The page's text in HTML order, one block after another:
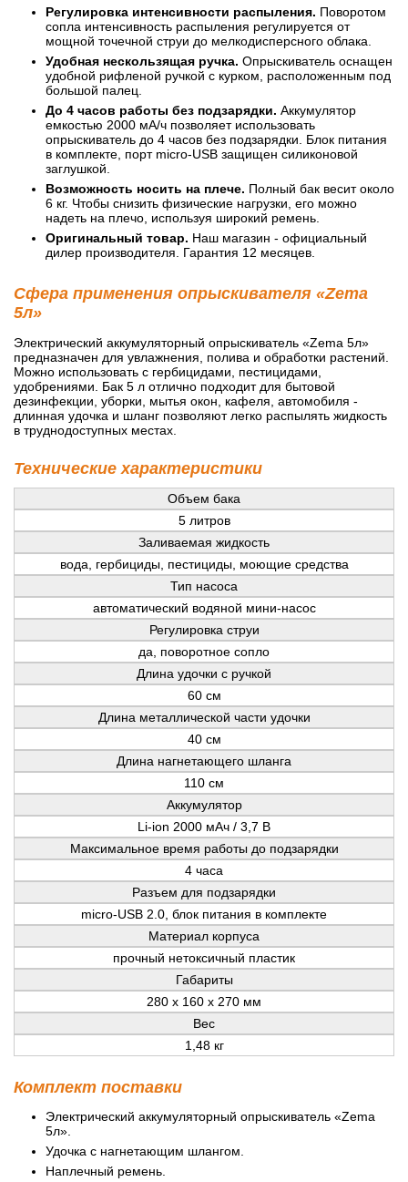
Регулировка интенсивности распыления. Поворотом
сопла интенсивность распыления регулируется от
мощной точечной струи до мелкодисперсного облака.
Удобная нескользящая ручка. Опрыскиватель оснащен
удобной рифленой ручкой с курком, расположенным под
большой палец.
До 4 часов работы без подзарядки. Аккумулятор
емкостью 2000 мА/ч позволяет использовать
опрыскиватель до 4 часов без подзарядки. Блок питания
в комплекте, порт micro-USB защищен силиконовой
заглушкой.
Возможность носить на плече. Полный бак весит около
6 кг. Чтобы снизить физические нагрузки, его можно
надеть на плечо, используя широкий ремень.
Оригинальный товар. Наш магазин - официальный
дилер производителя. Гарантия 12 месяцев.
Сфера применения опрыскивателя «Zema
5л»
Электрический аккумуляторный опрыскиватель «Zema 5л»
предназначен для увлажнения, полива и обработки растений.
Можно использовать с гербицидами, пестицидами,
удобрениями. Бак 5 л отлично подходит для бытовой
дезинфекции, уборки, мытья окон, кафеля, автомобиля -
длинная удочка и шланг позволяют легко распылять жидкость
в труднодоступных местах.
Технические характеристики
Объем бака
5 литров
Заливаемая жидкость
вода, гербициды, пестициды, моющие средства
Тип насоса
автоматический водяной мини-насос
Регулировка струи
да, поворотное сопло
Длина удочки с ручкой
60 см
Длина металлической части удочки
40 см
Длина нагнетающего шланга
110 см
Аккумулятор
Li-ion 2000 мАч / 3,7 В
Максимальное время работы до подзарядки
4 часа
Разъем для подзарядки
micro-USB 2.0, блок питания в комплекте
Материал корпуса
прочный нетоксичный пластик
Габариты
280 х 160 х 270 мм
Вес
1,48 кг
Комплект поставки
Электрический аккумуляторный опрыскиватель «Zema
5л».
Удочка с нагнетающим шлангом.
Наплечный ремень.